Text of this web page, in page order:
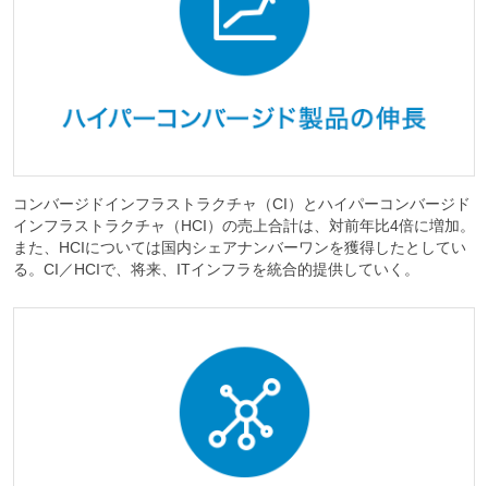
コンバージドインフラストラクチャ（CI）とハイパーコンバージド
インフラストラクチャ（HCI）の売上合計は、対前年比4倍に増加。
また、HCIについては国内シェアナンバーワンを獲得したとしてい
る。CI／HCIで、将来、ITインフラを統合的提供していく。